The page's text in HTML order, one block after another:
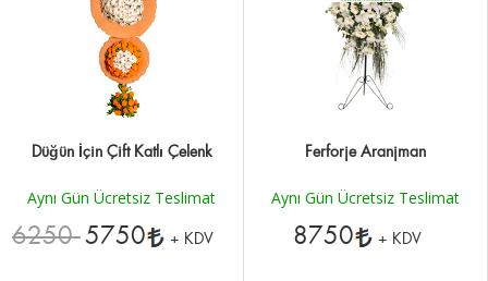
Düğün İçin Çift Katlı Çelenk
Aynı Gün Ücretsiz Teslimat
62505750 + KDV
Ferforje Aranjman
Aynı Gün Ücretsiz Teslimat
8750 + KDV